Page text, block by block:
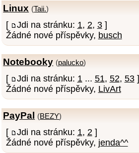
Linux (Taii.)
[ Jdi na stránku: 1, 2, 3]
Žádné nové příspěvky, busch
Notebooky (palucko)
[ Jdi na stránku: 1... 51, 52, 53]
Žádné nové příspěvky, LivArt
PayPal (BEZY)
[ Jdi na stránku: 1, 2]
Žádné nové příspěvky, jenda^^